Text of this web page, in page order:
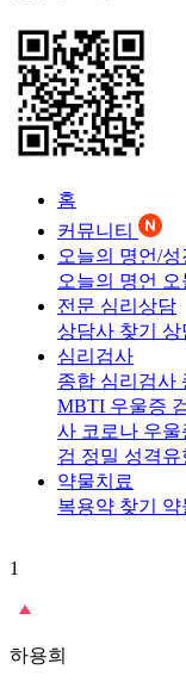
홈
커뮤니티
오늘의 명언/성
오늘의 명언 오
전문 심리상담
상담사 찾기 상
심리검사
종합 심리검사
MBTI 우울증
사 코로나 우
검 정밀 성격유
약물치료
복용약 찾기 약
1
하용희